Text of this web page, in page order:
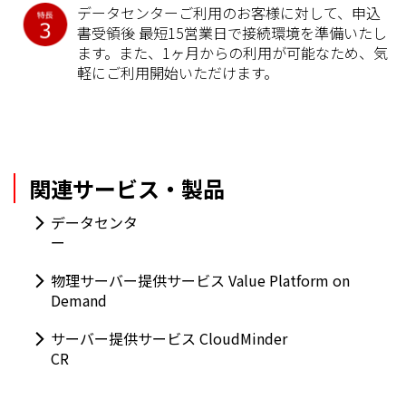
データセンターご利用のお客様に対して、申込
書受領後 最短15営業日で接続環境を準備いたし
ます。また、1ヶ月からの利用が可能なため、気
軽にご利用開始いただけます。
関連サービス・製品
データセンタ
ー
物理サーバー提供サービス Value Platform on
Demand
サーバー提供サービス CloudMinder
CR